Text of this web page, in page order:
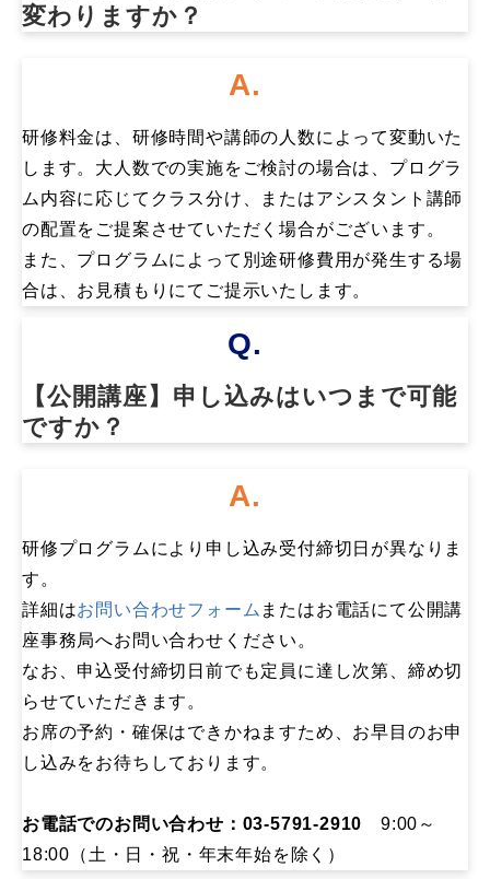
変わりますか？
A.
研修料金は、研修時間や講師の人数によって変動いた
します。大人数での実施をご検討の場合は、プログラ
ム内容に応じてクラス分け、またはアシスタント講師
の配置をご提案させていただく場合がございます。
また、プログラムによって別途研修費用が発生する場
合は、お見積もりにてご提示いたします。
Q.
【公開講座】申し込みはいつまで可能
ですか？​
A.
研修プログラムにより申し込み受付締切日が異なりま
す。
詳細はお問い合わせフォーム またはお電話にて公開講
座事務局へお問い合わせください。
なお、申込受付締切日前でも定員に達し次第、締め切
らせていただきます。
お席の予約・確保はできかねますため、お早目のお申
し込みをお待ちしております。
お電話でのお問い合わせ：03-5791-2910 9:00～
18:00（土・日・祝・年末年始を除く）